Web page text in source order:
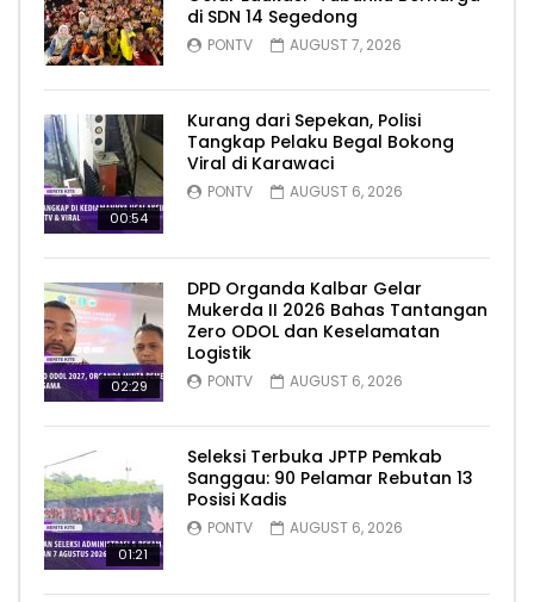
di SDN 14 Segedong
PONTV AUGUST 7, 2026
00:54
Kurang dari Sepekan, Polisi
Tangkap Pelaku Begal Bokong
Viral di Karawaci
PONTV AUGUST 6, 2026
02:29
DPD Organda Kalbar Gelar
Mukerda II 2026 Bahas Tantangan
Zero ODOL dan Keselamatan
Logistik
PONTV AUGUST 6, 2026
01:21
Seleksi Terbuka JPTP Pemkab
Sanggau: 90 Pelamar Rebutan 13
Posisi Kadis
PONTV AUGUST 6, 2026